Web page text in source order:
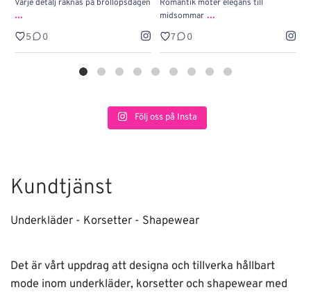
Varje detalj räknas på bröllopsdagen
...
5 0
Romantik möter elegans till
midsommar ...
7 0
Följ oss på Insta
Kundtjänst
Underkläder - Korsetter - Shapewear
Det är vårt uppdrag att designa och tillverka hållbart
mode inom underkläder, korsetter och shapewear med